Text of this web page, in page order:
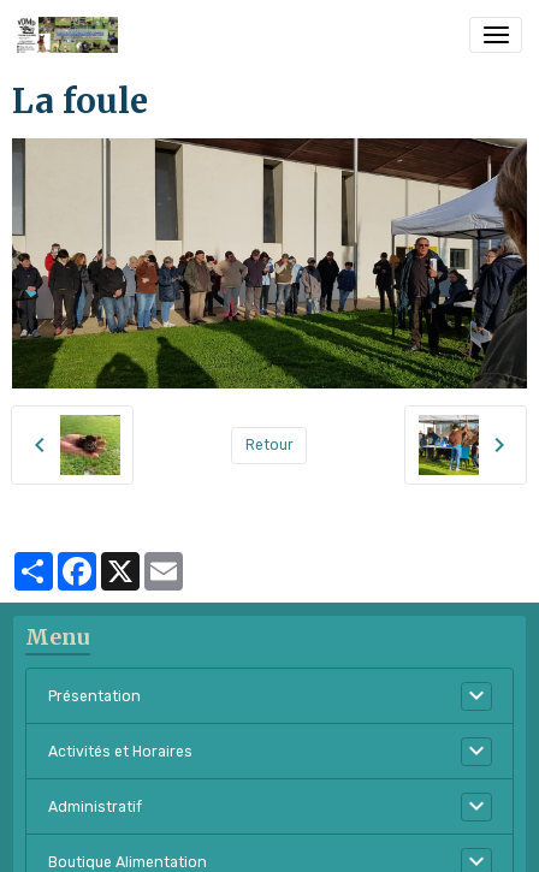
La foule
Retour
PartagerFacebook
Menu
Présentation
Activités et Horaires
Administratif
Boutique Alimentation